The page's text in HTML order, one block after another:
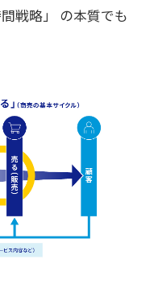
戦略」 の本質でも